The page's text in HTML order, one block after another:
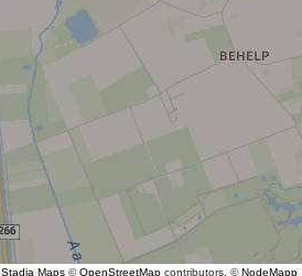
Stadia Maps ©OpenStreetMap contributors, ©NodeMapp